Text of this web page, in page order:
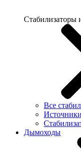
Все
Дымоходы